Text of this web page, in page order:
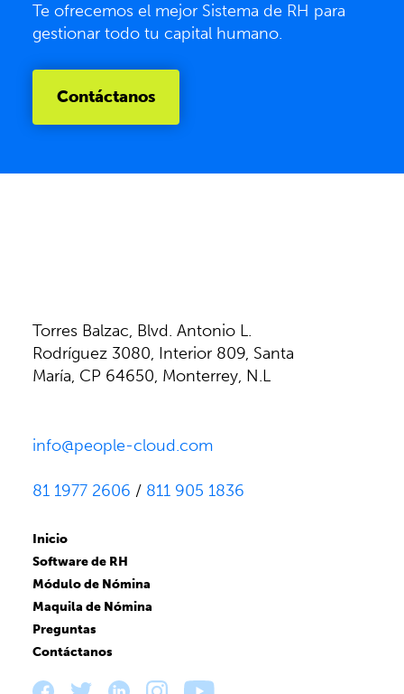
Te ofrecemos el mejor Sistema de RH para
gestionar todo tu capital humano.
Contáctanos
Torres Balzac, Blvd. Antonio L.
Rodríguez 3080, Interior 809, Santa
María, CP 64650, Monterrey, N.L
info@people-cloud.com
81 1977 2606 / 811 905 1836
Inicio
Software de RH
Módulo de Nómina
Maquila de Nómina
Preguntas
Contáctanos